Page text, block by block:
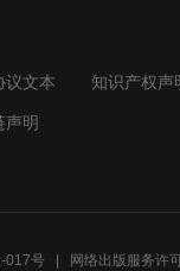
议文本 知识产权声
声明
017号 网络出版服务许